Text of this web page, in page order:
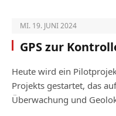
MI. 19. JUNI 2024
GPS zur
Heute wird ein
Projekts gestartet, das
Überwachung und